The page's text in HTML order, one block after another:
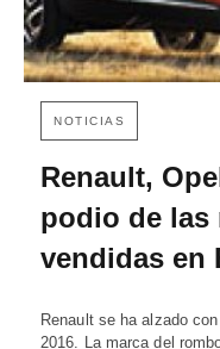
NOTICIAS
Renault,
podio de las
vendidas en
Renault se ha alzado
2016. La marca del